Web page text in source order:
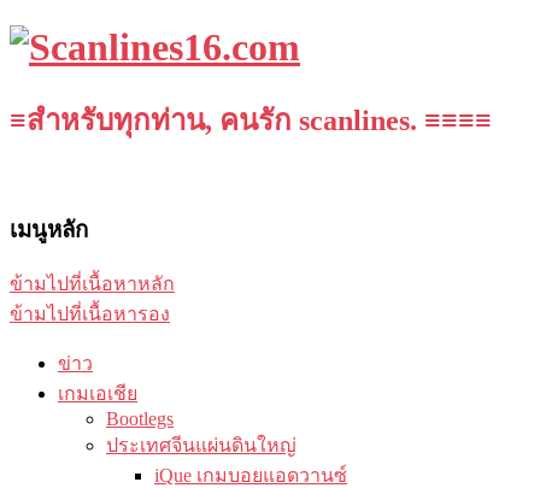
≡สำหรับทุกท่าน, คนรัก scanlines. ≡≡≡≡
เมนูหลัก
ข้ามไปที่เนื้อหาหลัก
ข้ามไปที่เนื้อหารอง
ข่าว
เกมเอเชีย
Bootlegs
ประเทศจีนแผ่นดินใหญ่
iQue เกมบอยแอดวานซ์